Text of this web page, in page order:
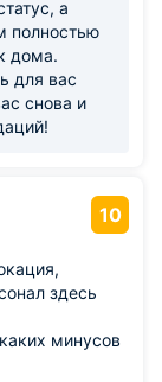
а
полностью
дома.
для вас
снова и
10
здесь
минусов